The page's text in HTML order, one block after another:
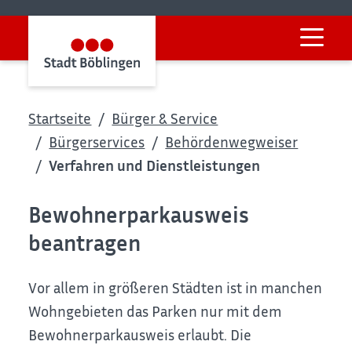
Startseite
Bürger & Service
Bürgerservices
Behördenwegweiser
Verfahren und Dienstleistungen
Bewohnerparkausweis
beantragen
Vor allem in größeren Städten ist in manchen
Wohngebieten das Parken nur mit dem
Bewohnerparkausweis erlaubt. Die